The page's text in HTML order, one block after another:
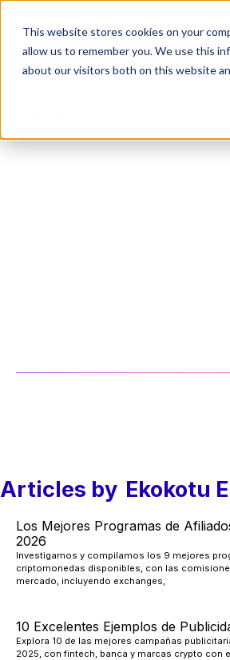
This website stores cookies on your
allow us to remember you. We use this
about our visitors both on this website
Articles by Ekokotu
Los Mejores Programas de
2026
Investigamos y compilamos los 9 mejores
criptomonedas disponibles, con las
mercado, incluyendo exchanges,
10 Excelentes Ejemplos de
Explora 10 de las mejores campañas
2025, con fintech, banca y marcas crypto con